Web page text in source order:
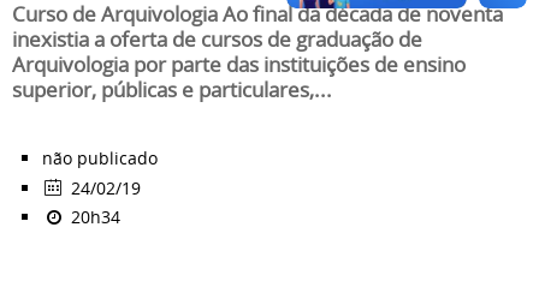
Curso de Arquivologia Ao final da década de noventa
inexistia a oferta de cursos de graduação de
Arquivologia por parte das instituições de ensino
superior, públicas e particulares,...
não publicado
24/02/19
20h34